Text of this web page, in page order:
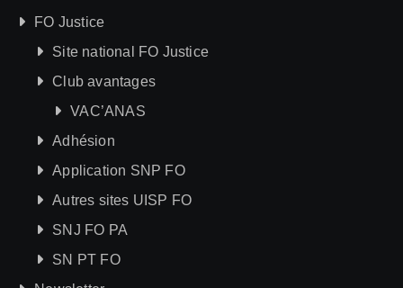
FO Justice
Site national FO Justice
Club avantages
VAC’ANAS
Adhésion
Application SNP FO
Autres sites UISP FO
SNJ FO PA
SN PT FO